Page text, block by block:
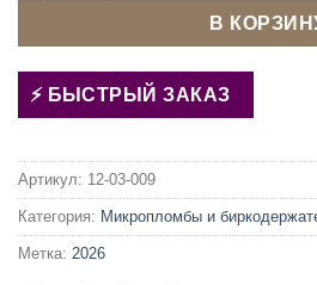
В
БЫСТРЫЙ ЗАКАЗ
Артикул: 12-03-009
Категория: Микропломбы и
Метка: 2026